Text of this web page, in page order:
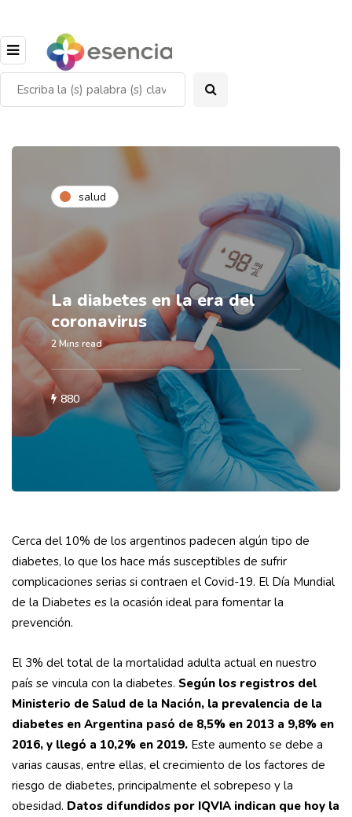
salud
La diabetes en la era del
coronavirus
2 Mins read
880
Cerca del 10% de los argentinos padecen algún tipo de
diabetes, lo que los hace más susceptibles de sufrir
complicaciones serias si contraen el Covid-19. El Día Mundial
de la Diabetes es la ocasión ideal para fomentar la
prevención.
El 3% del total de la mortalidad adulta actual en nuestro
país se vincula con la diabetes. Según los registros del
Ministerio de Salud de la Nación, la prevalencia de la
diabetes en Argentina pasó de 8,5% en 2013 a 9,8% en
2016, y llegó a 10,2% en 2019. Este aumento se debe a
varias causas, entre ellas, el crecimiento de los factores de
riesgo de diabetes, principalmente el sobrepeso y la
obesidad. Datos difundidos por IQVIA indican que hoy la